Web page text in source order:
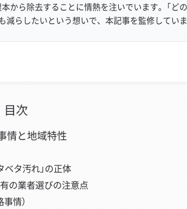
から除去することに情熱を注いでいます。「ど
減らしたいという想いで、本記事を監修していま
目次
情と地域特性
タ汚れ」の正体
の業者選びの注意点
情）